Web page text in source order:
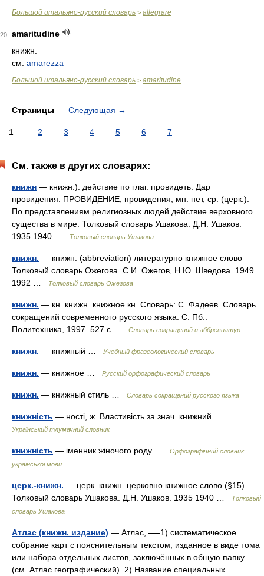
Большой итальяно-русский словарь > allegrare
20
amaritudine
книжн.
см. amarezza
Большой итальяно-русский словарь > amaritudine
Страницы Следующая →
1 2 3 4 5 6 7
См. также в других словарях:
книжн — книжн.). действие по глаг. провидеть. Дар
провидения. ПРОВИДЕНИЕ, провидения, мн. нет, ср. (церк.).
По представлениям религиозных людей действие верховного
существа в мире. Толковый словарь Ушакова. Д.Н. Ушаков.
1935 1940 …
Толковый словарь Ушакова
книжн. — книжн. (abbreviation) литературно книжное слово
Толковый словарь Ожегова. С.И. Ожегов, Н.Ю. Шведова. 1949
1992 …
Толковый словарь Ожегова
книжн. — кн. книжн. книжное кн. Словарь: С. Фадеев. Словарь
сокращений современного русского языка. С. Пб.:
Политехника, 1997. 527 с …
Словарь сокращений и аббревиатур
книжн. — книжный … Учебный фразеологический словарь
книжн. — книжное … Русский орфографический словарь
книжн. — книжный стиль … Словарь сокращений русского языка
книжність — ності, ж. Властивість за знач. книжний …
Український тлумачний словник
книжність — іменник жіночого роду …
Орфографічний словник
української мови
церк.-книжн. — церк. книжн. церковно книжное слово (§15)
Толковый словарь Ушакова. Д.Н. Ушаков. 1935 1940 …
Толковый
словарь Ушакова
Атлас (книжн. издание) — Атлас, ══1) систематическое
собрание карт с пояснительным текстом, изданное в виде тома
или набора отдельных листов, заключённых в общую папку
(см. Атлас географический). 2) Название специальных